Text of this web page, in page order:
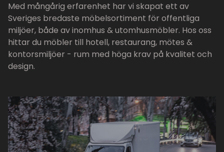
Med mångårig erfarenhet har vi skapat ett av
Sveriges bredaste möbelsortiment för offentliga
miljöer, både av inomhus & utomhusmöbler. Hos oss
hittar du möbler till hotell, restaurang, mötes &
kontorsmiljöer - rum med höga krav på kvalitet och
design.